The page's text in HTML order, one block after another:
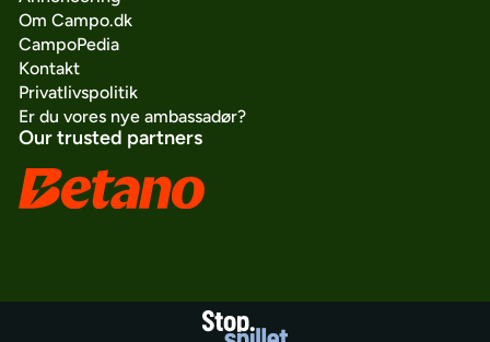
Om Campo.dk
CampoPedia
Kontakt
Privatlivspolitik
Er du vores nye ambassadør?
Our trusted partners